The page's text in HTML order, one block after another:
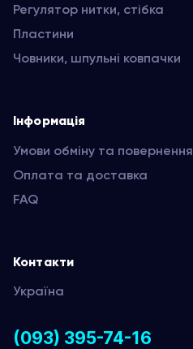
Регулятор нитки, стібка
Пластини
Човники, шпульні ковпачки
Інформація
Умови обміну та повернення
Оплата та доставка
FAQ
Контакти
Україна
(093) 395-74-16